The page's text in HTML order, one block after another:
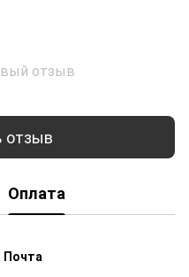
отзыв
отзыв
Оплата
Почта